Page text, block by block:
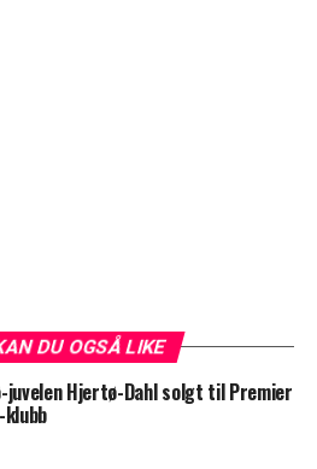
DU OGSÅ LIKE
juvelen Hjertø-Dahl solgt til Premier
klubb